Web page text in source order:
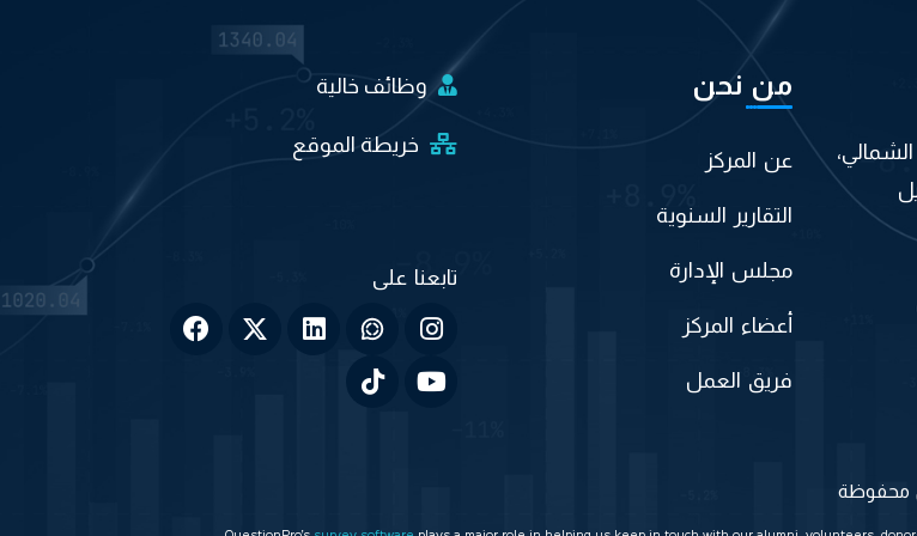
الشمالي،
من نحن
عن المركز
التقارير السنوية
مجلس الإدارة
أعضاء المركز
فريق العمل
وظائف خالية
خريطة الموقع